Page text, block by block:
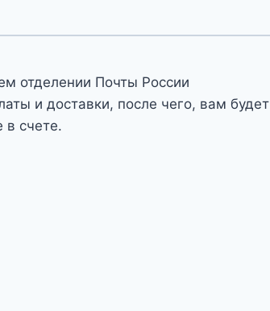
отделении Почты России
и доставки, после чего, вам будет
в счете.